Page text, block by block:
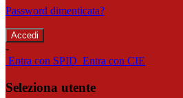
Password dimenticata?
-
Entra con SPID Entra con CIE
Seleziona utente